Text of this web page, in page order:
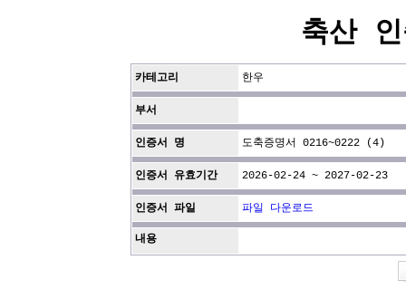
축산
카테고리 한우
부서
인증서 명 도축증명서 0216~0222 (4)
인증서 유효기간 2026-02-24 ~ 2027-02-23
인증서 파일 파일 다운로드
내용